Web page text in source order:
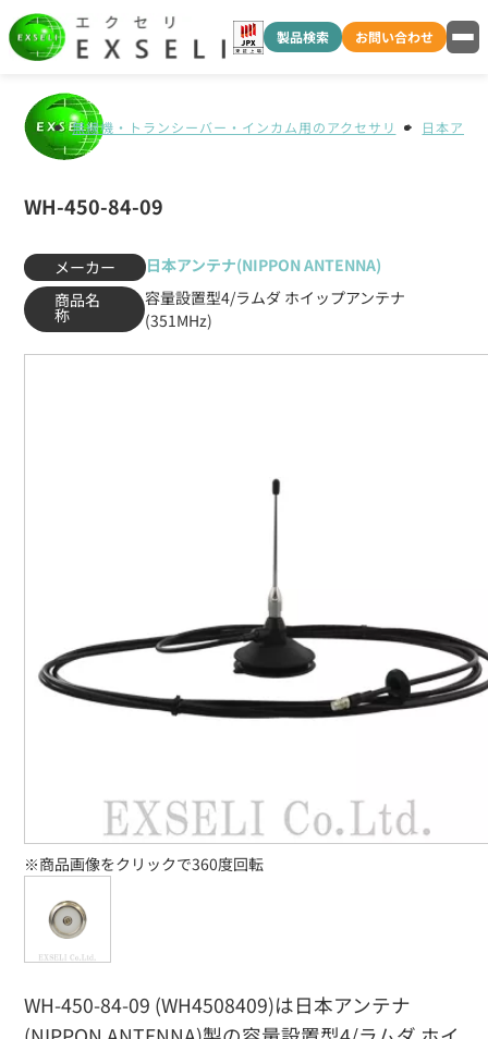
製品検索 お問い合わせ
無線機・トランシーバー・インカム用のアクセサリ 日本アン
WH-450-84-09
メーカー
日本アンテナ(NIPPON ANTENNA)
商品名
称
容量設置型4/ラムダ ホイップアンテナ
(351MHz)
WH-450-84-09 (WH4508409)は日本アンテナ
※商品画像をクリックで360度回転